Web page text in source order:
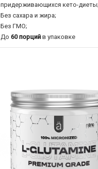
придерживающихся кето-диеты;
Без сахара и жира;
Без ГМО;
До 60 порций в упаковке